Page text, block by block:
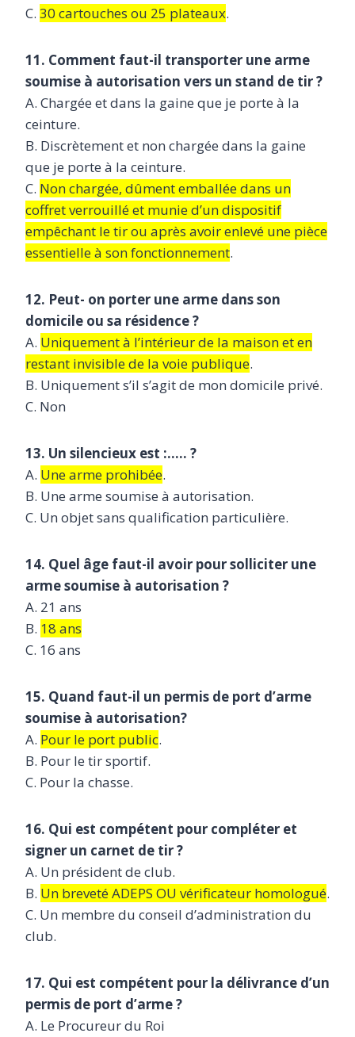
C. 30 cartouches ou 25 plateaux.
11. Comment faut-il transporter une arme
soumise à autorisation vers un stand de tir ?
A. Chargée et dans la gaine que je porte à la
ceinture.
B. Discrètement et non chargée dans la gaine
que je porte à la ceinture.
C. Non chargée, dûment emballée dans un
coffret verrouillé et munie d’un dispositif
empêchant le tir ou après avoir enlevé une pièce
essentielle à son fonctionnement.
12. Peut- on porter une arme dans son
domicile ou sa résidence ?
A. Uniquement à l’intérieur de la maison et en
restant invisible de la voie publique.
B. Uniquement s’il s’agit de mon domicile privé.
C. Non
13. Un silencieux est :….. ?
A. Une arme prohibée.
B. Une arme soumise à autorisation.
C. Un objet sans qualification particulière.
14. Quel âge faut-il avoir pour solliciter une
arme soumise à autorisation ?
A. 21 ans
B. 18 ans
C. 16 ans
15. Quand faut-il un permis de port d’arme
soumise à autorisation?
A. Pour le port public.
B. Pour le tir sportif.
C. Pour la chasse.
16. Qui est compétent pour compléter et
signer un carnet de tir ?
A. Un président de club.
B. Un breveté ADEPS OU vérificateur homologué.
C. Un membre du conseil d’administration du
club.
17. Qui est compétent pour la délivrance d’un
permis de port d’arme ?
A. Le Procureur du Roi